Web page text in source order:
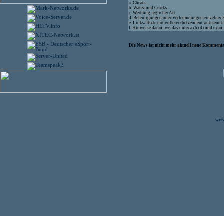
a. Cheats
b. Warez und Cracks
c. Werbung jeglicher Art
d. Beleidigungen oder Verleumdungen einzelner
e. Links/Texte mit volksverhetzendem,
f. Hinweise darauf wo das unter a) b) d) und e)
Die News ist nicht mehr aktuell neue